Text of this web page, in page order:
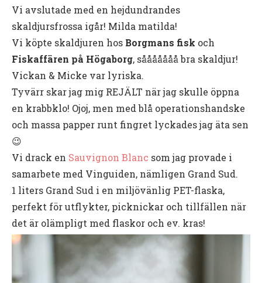
Vi avslutade med en hejdundrandes
skaldjursfrossa igår! Milda matilda!
Vi köpte skaldjuren hos Borgmans fisk och
Fiskaffären på Högaborg, sååååååå bra skaldjur!
Vickan & Micke var lyriska.
Tyvärr skar jag mig REJÄLT när jag skulle öppna
en krabbklo! Ojoj, men med blå operationshandske
och massa papper runt fingret lyckades jag äta sen
😉
Vi drack en Sauvignon Blanc som jag provade i
samarbete med Vinguiden, nämligen Grand Sud.
1 liters Grand Sud i en miljövänlig PET-flaska,
perfekt för utflykter, picknickar och tillfällen när
det är olämpligt med flaskor och ev. kras!